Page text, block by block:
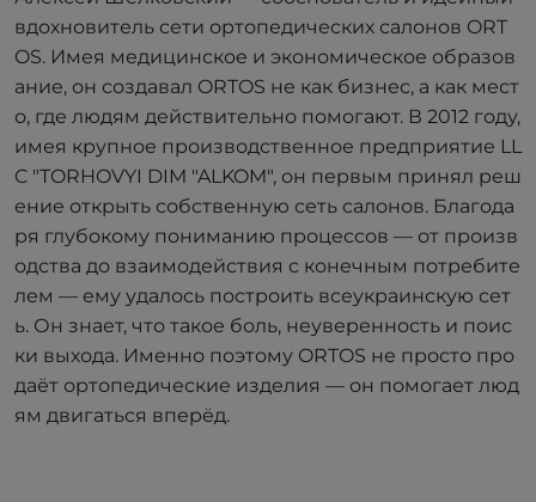
вдохновитель сети ортопедических салонов ORT
OS. Имея медицинское и экономическое образов
ание, он создавал ORTOS не как бизнес, а как мест
о, где людям действительно помогают. В 2012 году,
имея крупное производственное предприятие LL
C "TORHOVYI DIM "ALKOM", он первым принял реш
ение открыть собственную сеть салонов. Благода
ря глубокому пониманию процессов — от произв
одства до взаимодействия с конечным потребите
лем — ему удалось построить всеукраинскую сет
ь. Он знает, что такое боль, неуверенность и поис
ки выхода. Именно поэтому ORTOS не просто про
даёт ортопедические изделия — он помогает люд
ям двигаться вперёд.